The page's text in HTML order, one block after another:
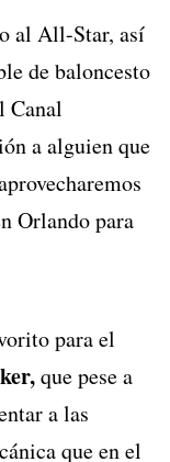
al All-Star, así
de baloncesto
Canal
a alguien que
Orlando para
para el
que pese a
a las
que en el